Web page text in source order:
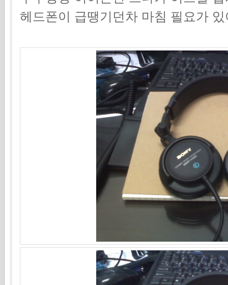
헤드폰이 급땡기던차 마침 필요가